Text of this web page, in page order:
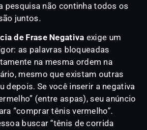
pesquisa não continha todos os
juntos.
de Frase Negativa exige um
as palavras bloqueadas
na mesma ordem na
mesmo que existam outras
depois. Se você inserir a negativa
(entre aspas), seu anúncio
“comprar tênis vermelho”.
buscar “tênis de corrida